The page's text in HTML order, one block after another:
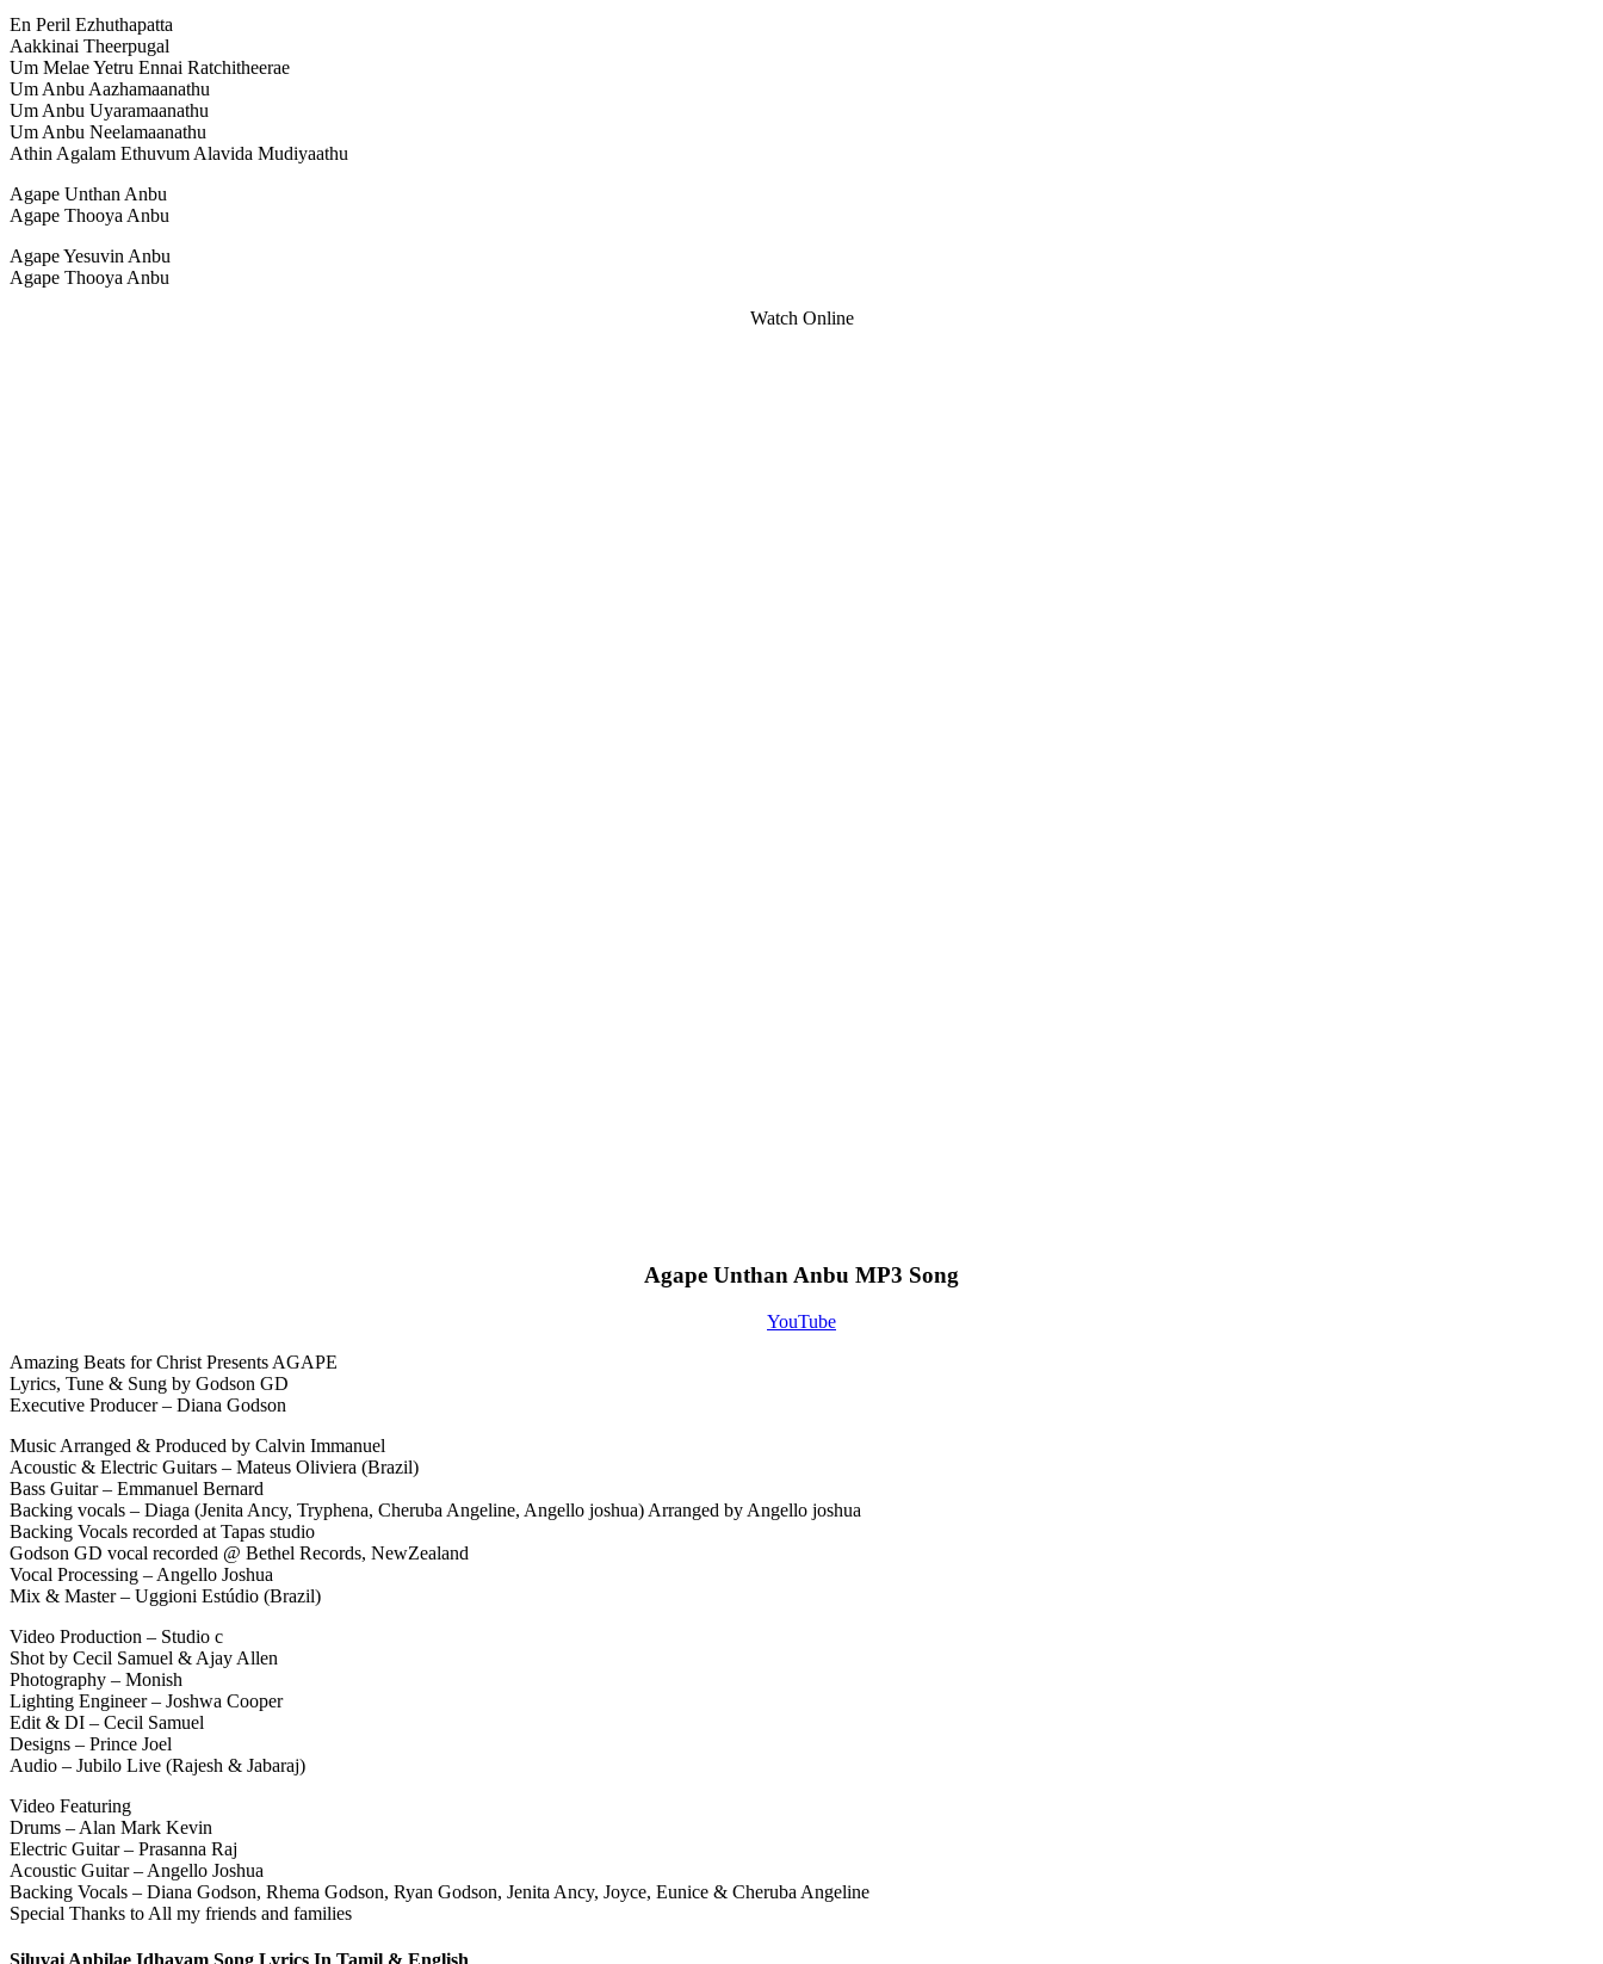
En Peril Ezhuthapatta
Aakkinai Theerpugal
Um Melae Yetru Ennai Ratchitheerae
Um Anbu Aazhamaanathu
Um Anbu Uyaramaanathu
Um Anbu Neelamaanathu
Athin Agalam Ethuvum Alavida Mudiyaathu
Agape Unthan Anbu
Agape Thooya Anbu
Agape Yesuvin Anbu
Agape Thooya Anbu
Watch Online
Agape Unthan Anbu MP3 Song
YouTube
Amazing Beats for Christ Presents AGAPE
Lyrics, Tune & Sung by Godson GD
Executive Producer – Diana Godson
Music Arranged & Produced by Calvin Immanuel
Acoustic & Electric Guitars – Mateus Oliviera (Brazil)
Bass Guitar – Emmanuel Bernard
Backing vocals – Diaga (Jenita Ancy, Tryphena, Cheruba Angeline, Angello joshua) Arranged by Angello joshua
Backing Vocals recorded at Tapas studio
Godson GD vocal recorded @ Bethel Records, NewZealand
Vocal Processing – Angello Joshua
Mix & Master – Uggioni Estúdio (Brazil)
Video Production – Studio c
Shot by Cecil Samuel & Ajay Allen
Photography – Monish
Lighting Engineer – Joshwa Cooper
Edit & DI – Cecil Samuel
Designs – Prince Joel
Audio – Jubilo Live (Rajesh & Jabaraj)
Video Featuring
Drums – Alan Mark Kevin
Electric Guitar – Prasanna Raj
Acoustic Guitar – Angello Joshua
Backing Vocals – Diana Godson, Rhema Godson, Ryan Godson, Jenita Ancy, Joyce, Eunice & Cheruba Angeline
Special Thanks to All my friends and families